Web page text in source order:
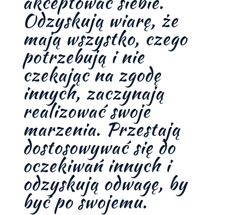
Odzyskują wiarę, że
mają wszystko, czego
potrzebują i nie
czekając na zgodę
innych, zaczynają
realizować swoje
marzenia. Przestają
dostosowywać się do
oczekiwań innych i
odzyskują odwagę, by
być po swojemu.